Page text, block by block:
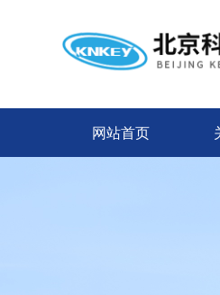
网站首页